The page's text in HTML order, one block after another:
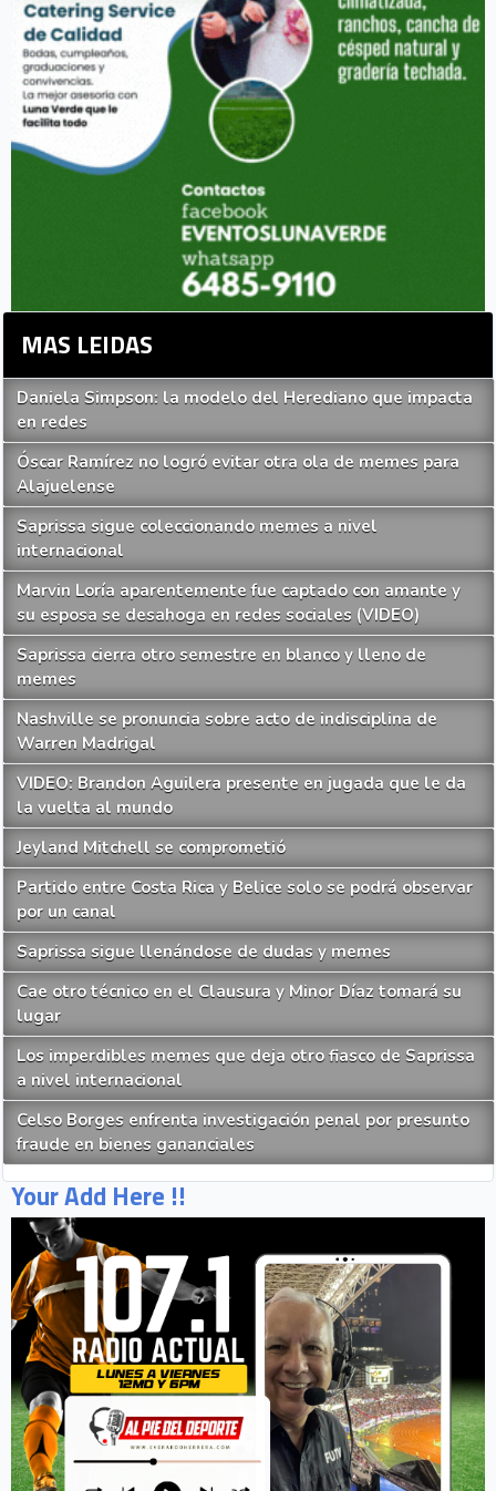
MAS LEIDAS
Daniela Simpson: la modelo del Herediano que impacta
en redes
Óscar Ramírez no logró evitar otra ola de memes para
Alajuelense
Saprissa sigue coleccionando memes a nivel
internacional
Marvin Loría aparentemente fue captado con amante y
su esposa se desahoga en redes sociales (VIDEO)
Saprissa cierra otro semestre en blanco y lleno de
memes
Nashville se pronuncia sobre acto de indisciplina de
Warren Madrigal
VIDEO: Brandon Aguilera presente en jugada que le da
la vuelta al mundo
Jeyland Mitchell se comprometió
Partido entre Costa Rica y Belice solo se podrá observar
por un canal
Saprissa sigue llenándose de dudas y memes
Cae otro técnico en el Clausura y Minor Díaz tomará su
lugar
Los imperdibles memes que deja otro fiasco de Saprissa
a nivel internacional
Celso Borges enfrenta investigación penal por presunto
fraude en bienes gananciales
Your Add Here !!